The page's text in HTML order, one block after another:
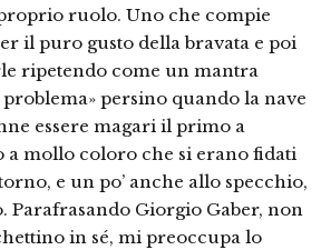
ruolo. Uno che compie
il puro gusto della bravata e poi
ripetendo come un mantra
problema» persino quando la nave
essere magari il primo a
a mollo coloro che si erano fidati
e un po’ anche allo specchio,
Parafrasando Giorgio Gaber, non
in sé, mi preoccupa lo